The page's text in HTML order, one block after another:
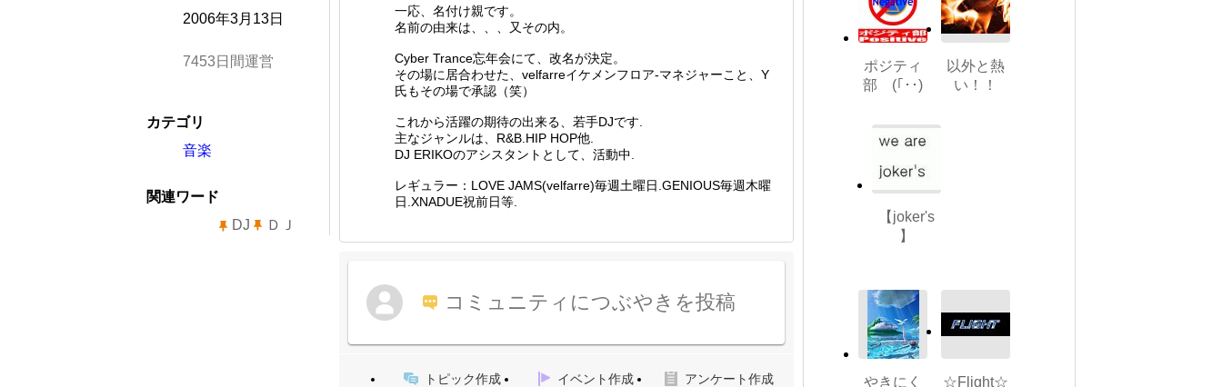
一応、名付け親です。
名前の由来は、、、又その内。
Cyber Trance忘年会にて、改名が決定。
その場に居合わせた、velfarreイケメンフロア-マネジャーこと、Y
氏もその場で承認（笑）
これから活躍の期待の出来る、若手DJです.
主なジャンルは、R&B.HIP HOP他.
DJ ERIKOのアシスタントとして、活動中.
レギュラー：LOVE JAMS(velfarre)毎週土曜日.GENIOUS毎週木曜
日.XNADUE祝前日等.
コミュニティにつぶやきを投稿
トピック作成 イベント作成 アンケート作成
2006年3月13日
7453日間運営
カテゴリ
音楽
関連ワード
DJ
ＤＪ
ポジティ
部 (｢･･)
以外と熱
い！！
【joker's
】
やきにく
☆Flight☆